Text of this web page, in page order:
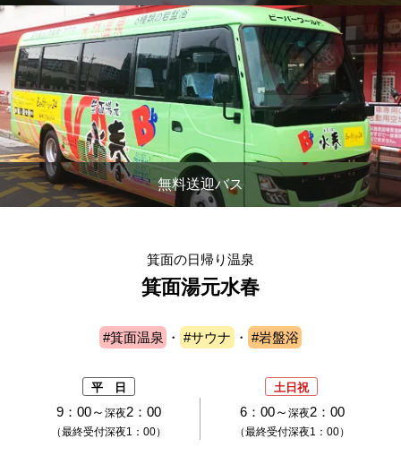
無料送迎バス
箕面の日帰り温泉
箕面湯元水春
#箕面温泉 ・ #サウナ ・ #岩盤浴
平 日 土日祝
9：00～ 深夜2：00
（最終受付深夜1：00）
6：00～ 深夜2：00
（最終受付深夜1：00）